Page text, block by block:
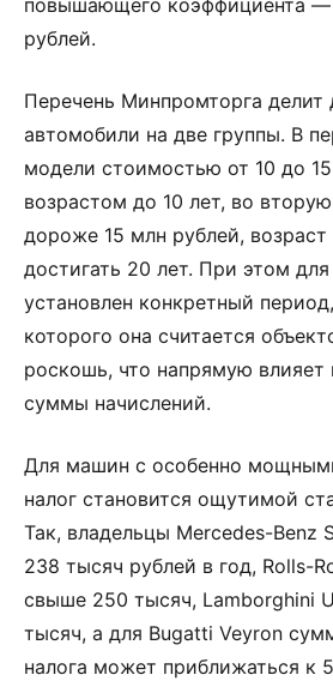
повышающего коэффициента
рублей.
Перечень Минпромторга делит
автомобили на две группы. В
модели стоимостью от 10 до
возрастом до 10 лет, во
дороже 15 млн рублей,
достигать 20 лет. При этом
установлен конкретный
которого она считается
роскошь, что напрямую влияет
суммы начислений.
Для машин с особенно
налог становится ощутимой
Так, владельцы Mercedes-Benz
238 тысяч рублей в год, Rolls-
свыше 250 тысяч, Lamborghini
тысяч, а для Bugatti Veyron
налога может приближаться к